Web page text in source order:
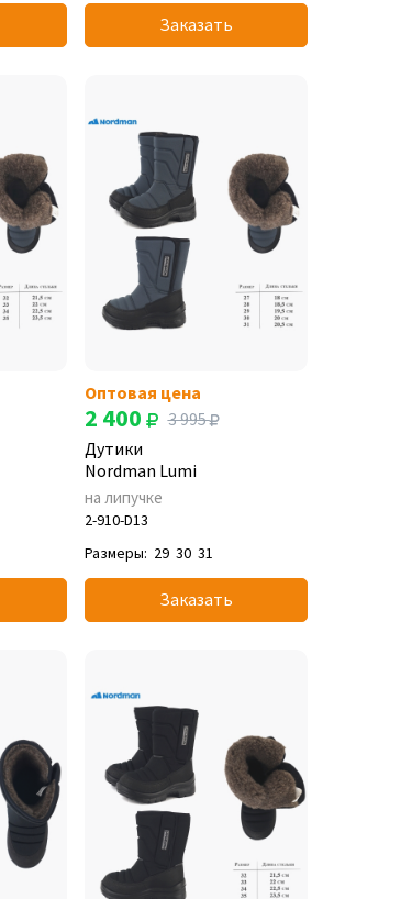
Заказать
Оптовая цена
2 400
3 995
Дутики
Nordman Lumi
на липучке
2-910-D13
Размеры: 29 30 31
Заказать